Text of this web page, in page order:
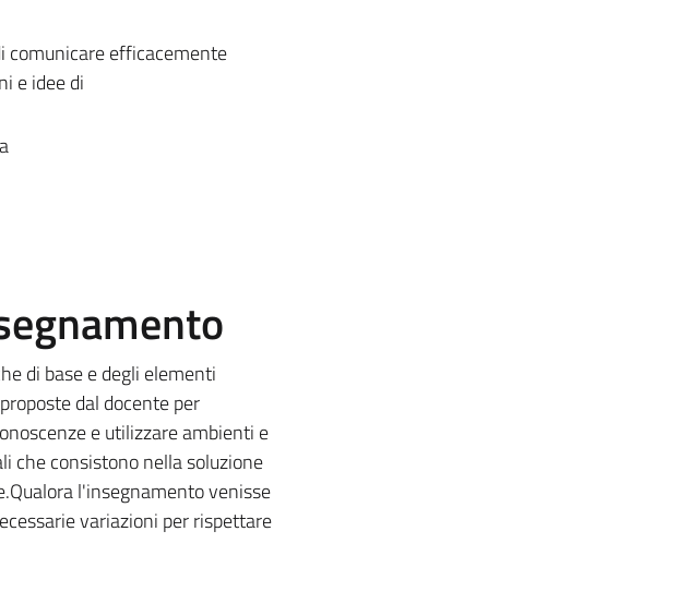
comunicare efficacemente
e idee di
di base e degli elementi
dal docente per
e utilizzare ambienti e
che consistono nella soluzione
l'insegnamento venisse
variazioni per rispettare